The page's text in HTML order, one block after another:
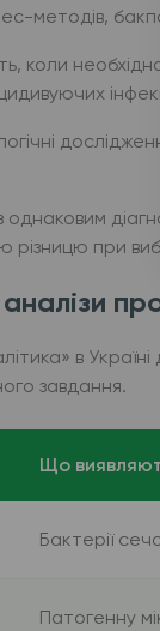
методів,
коли
однаковим
різницю при
аналізи
в
завдання.
Що
Бактерії
Патогенну